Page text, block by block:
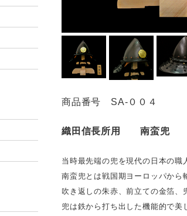
商品番号 SA-００４
織田信長所用 南蛮兜
当時最先端の兜を現代の日本の職
南蛮兜とは戦国期ヨーロッパから
吹き返しの朱赤、前立ての金箔、
兜は鉄から打ち出した機能的で美